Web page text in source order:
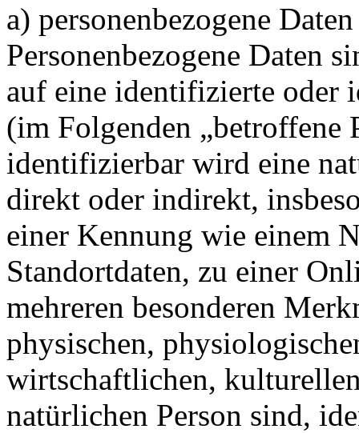
a) personenbezogene Daten
Personenbezogene Daten
auf eine identifizierte oder
(im Folgenden „betroffene
identifizierbar wird eine
direkt oder indirekt,
einer Kennung wie einem
Standortdaten, zu einer
mehreren besonderen
physischen,
wirtschaftlichen,
natürlichen Person sind,